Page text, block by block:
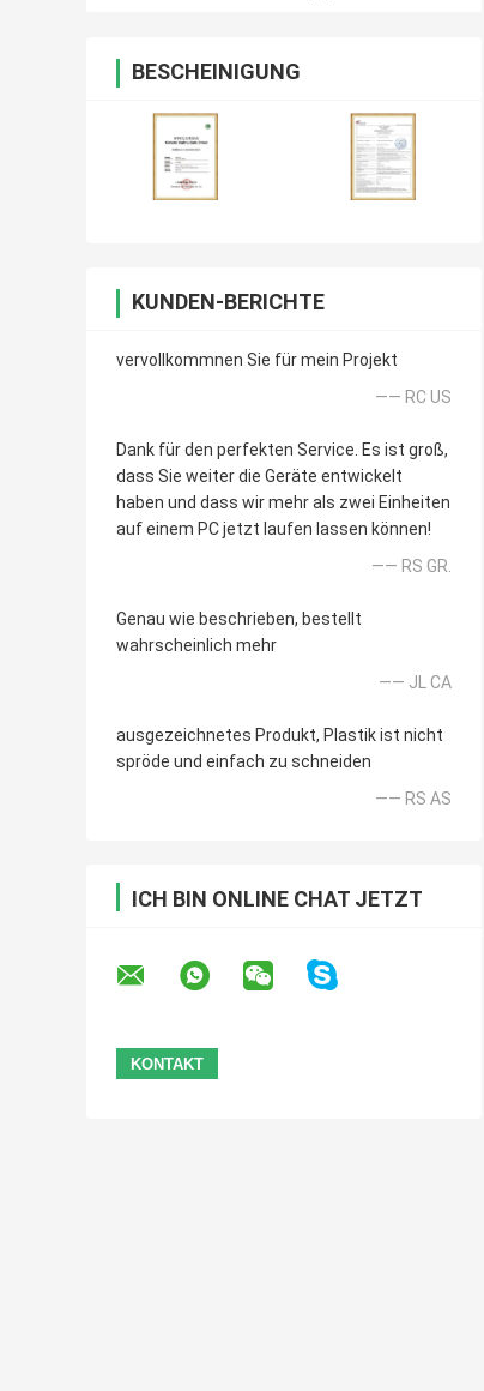
BESCHEINIGUNG
KUNDEN-BERICHTE
vervollkommnen Sie für mein Projekt
—— RC US
Dank für den perfekten Service. Es ist groß,
dass Sie weiter die Geräte entwickelt
haben und dass wir mehr als zwei Einheiten
auf einem PC jetzt laufen lassen können!
—— RS GR.
Genau wie beschrieben, bestellt
wahrscheinlich mehr
—— JL CA
ausgezeichnetes Produkt, Plastik ist nicht
spröde und einfach zu schneiden
—— RS AS
ICH BIN ONLINE CHAT JETZT